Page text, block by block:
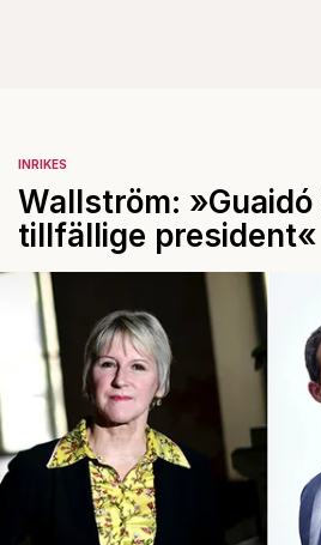
INRIKES
Wallström:
tillfällige president«